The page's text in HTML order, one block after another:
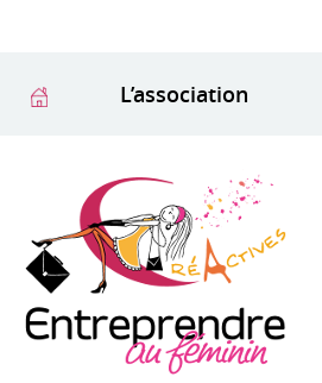
L’association